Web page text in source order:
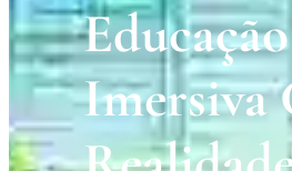
Educação
Imersiva